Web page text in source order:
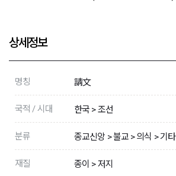
상세정보
명칭 請文
국적 / 시대 한국 > 조선
분류 종교신앙 > 불교 > 의식 > 기타
재질 종이 > 저지